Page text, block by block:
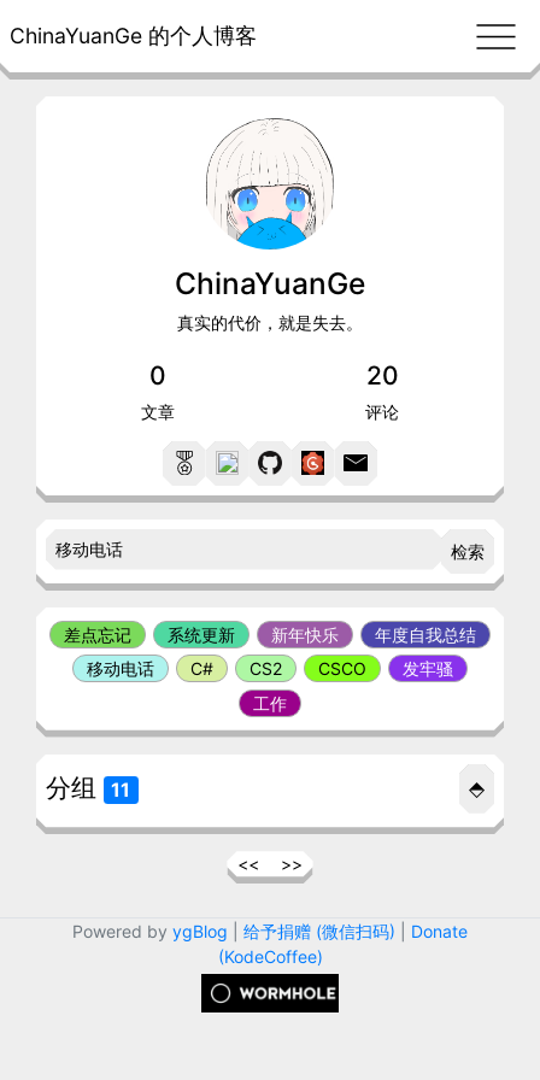
ChinaYuanGe 的个人博客
<< >>
ChinaYuanGe
真实的代价，就是失去。
0
文章
20
评论
检索
差点忘记 系统更新 新年快乐
年度自我总结
移动电话
C# CS2 CSCO
发牢骚
工作
分组 11 ⬘
Powered by ygBlog 给予捐赠 (微信扫码)
Donate
(KodeCoffee)